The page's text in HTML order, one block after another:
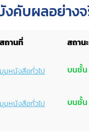
งคับผลอย่าง
สถานที่ สถานะ
มุมหนังสือทั่วไป บนชั้น
มุมหนังสือทั่วไป บนชั้น